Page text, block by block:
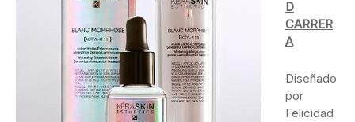
D
CARRER
A
Diseñado
por
Felicidad